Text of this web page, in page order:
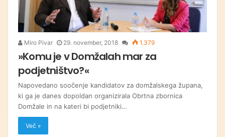
Miro Pivar 29. november, 2018 1.379
»Komu je v Domžalah mar za
podjetništvo?«
Napovedano soočenje kandidatov za domžalskega župana,
ki ga je danes dopoldan organizirala Obrtna zbornica
Domžale in na kateri bi podjetniki…
Več »